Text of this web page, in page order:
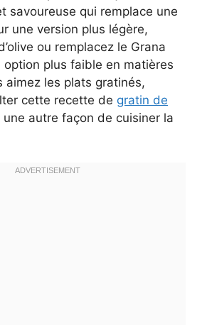
savoureuse qui remplace une
une version plus légère,
ou remplacez le Grana
option plus faible en matières
aimez les plats gratinés,
cette recette de gratin de
une autre façon de cuisiner la